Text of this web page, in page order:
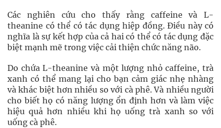
Các nghiên cứu cho thấy rằng caffeine và L-
theanine có thể có tác dụng hiệp đồng. Điều này có
nghĩa là sự kết hợp của cả hai có thể có tác dụng đặc
biệt mạnh mẽ trong việc cải thiện chức năng não.
Do chứa L-theanine và một lượng nhỏ caffeine, trà
xanh có thể mang lại cho bạn cảm giác nhẹ nhàng
và khác biệt hơn nhiều so với cà phê. Và nhiều người
cho biết họ có năng lượng ổn định hơn và làm việc
hiệu quả hơn nhiều khi họ uống trà xanh so với
uống cà phê.